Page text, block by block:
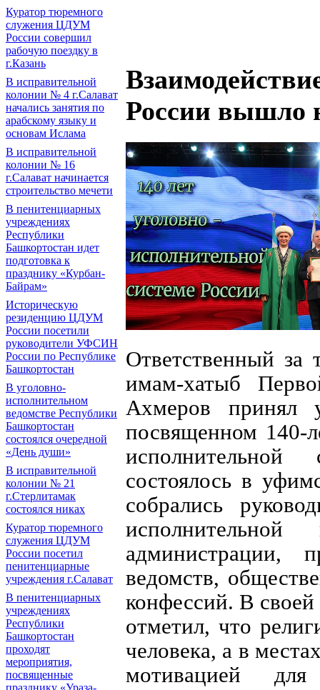
Куратор тюремного
служения ЦДУМ
России совершил
рабочую поездку в
г.Казань
В исправительной
колонии № 4 г.Салават
начались занятия по
арабскому языку и
основам Ислама
В исправительной
колонии № 16
г.Салават начинается
строительство мечети
В пенитенциарных
учреждениях
Республики
Башкортостан идет
подготовка к
празднику «Курбан-
Байрам»
Историческую
резиденцию ЦДУМ
России посетили
руководители УФСИН
России по Республике
Башкортостан
В уголовно-
исполнительном
ведомстве Республики
Башкортостан
состоялся очередной
«День души»
В исправительной
колонии № 21
г.Стерлитамак
состоялся никах
Куратор тюремного
служения ЦДУМ
России посетил
пенитенциарные
учреждения г.Салават
В пенитенциарных
учреждениях
Республики
Башкортостан
проходят
мероприятия,
посвященные
празднику «Ураза-
России вышло
Ответственный
имам-хатыб
Ахмеров принял
посвященном 140-
состоялось в
собрались
администрации,
ведомств,
конфессий. В своей
отметил, что
человека, а в
мотивацией